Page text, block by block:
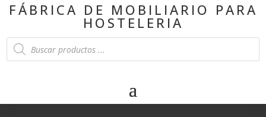
FÁBRICA DE MOBILIARIO PARA
HOSTELERIA
Products
search